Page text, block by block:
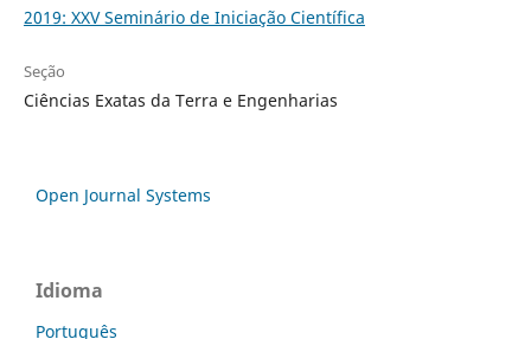
2019: XXV Seminário de Iniciação Científica
Seção
Ciências Exatas da Terra e Engenharias
Open Journal Systems
Idioma
Português